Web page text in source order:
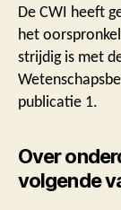
De CWI heeft
het
strijdig is met
publicatie 1.
Over
volgende